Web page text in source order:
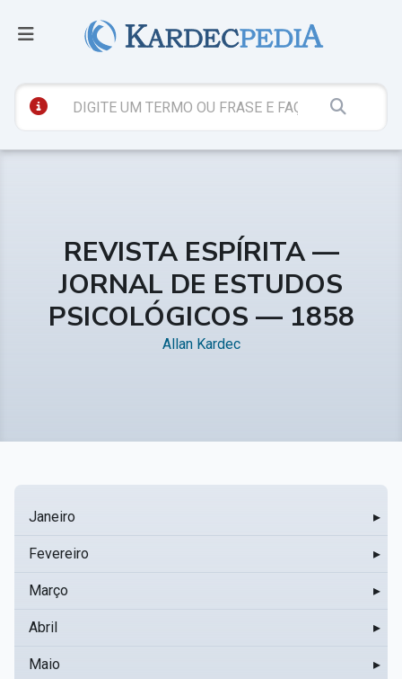
REVISTA ESPÍRITA —
JORNAL DE ESTUDOS
PSICOLÓGICOS — 1858
Allan Kardec
Janeiro ▸
Fevereiro ▸
Março ▸
Abril ▸
Maio ▸